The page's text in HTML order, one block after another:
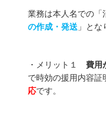
業務は本人名での「
の作成・発送 」とな
・メリット１ 費用
で時効の援用内容証
応です。